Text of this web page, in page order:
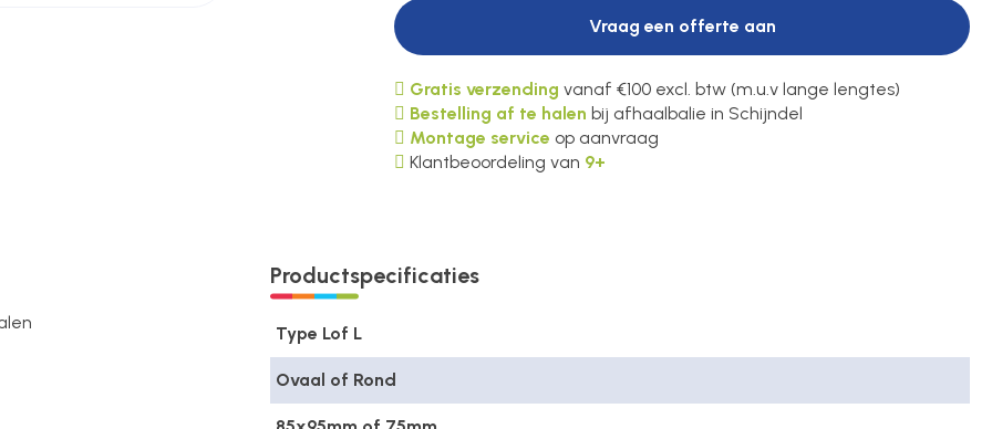
Vraag een offerte aan
Gratis verzending vanaf €100 excl. btw (m.u.v lange lengtes)
Bestelling af te halen bij afhaalbalie in Schijndel
Montage service op aanvraag
Klantbeoordeling van 9+
Productspecificaties
Type Lof L
Ovaal of Rond